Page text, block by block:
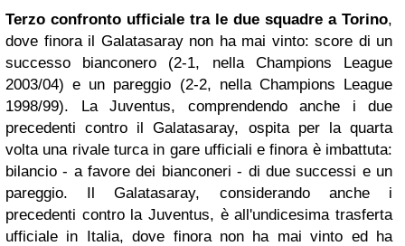
Terzo confronto ufficiale tra le due squadre a Torino,
dove finora il Galatasaray non ha mai vinto: score di un
successo bianconero (2-1, nella Champions League
2003/04) e un pareggio (2-2, nella Champions League
1998/99). La Juventus, comprendendo anche i due
precedenti contro il Galatasaray, ospita per la quarta
volta una rivale turca in gare ufficiali e finora è imbattuta:
bilancio - a favore dei bianconeri - di due successi e un
pareggio. Il Galatasaray, considerando anche i
precedenti contro la Juventus, è all'undicesima trasferta
ufficiale in Italia, dove finora non ha mai vinto ed ha